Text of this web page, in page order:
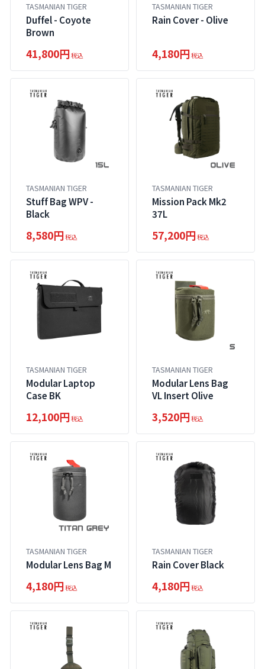
TASMANIAN TIGER
Duffel - Coyote
Brown
41,800円税込
TASMANIAN TIGER
Rain Cover - Olive
4,180円税込
TASMANIAN TIGER
Stuff Bag WPV -
Black
8,580円税込
TASMANIAN TIGER
Mission Pack Mk2
37L
57,200円税込
TASMANIAN TIGER
Modular Laptop
Case BK
12,100円税込
TASMANIAN TIGER
Modular Lens Bag
VL Insert Olive
3,520円税込
TASMANIAN TIGER
Modular Lens Bag M
4,180円税込
TASMANIAN TIGER
Rain Cover Black
4,180円税込